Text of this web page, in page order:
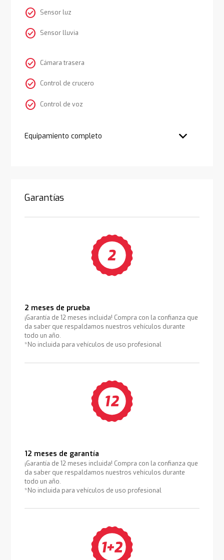
check_circle Sensor luz
check_circle Sensor lluvia
check_circle Cámara trasera
check_circle Control de crucero
check_circle Control de voz
Equipamiento completo
Garantías
2 meses de prueba
¡Garantía de 12 meses incluida! Compra con la confianza que
da saber que respaldamos nuestros vehículos durante
todo un año.
*No incluida para vehículos de uso profesional
12 meses de garantía
¡Garantía de 12 meses incluida! Compra con la confianza que
da saber que respaldamos nuestros vehículos durante
todo un año.
*No incluida para vehículos de uso profesional